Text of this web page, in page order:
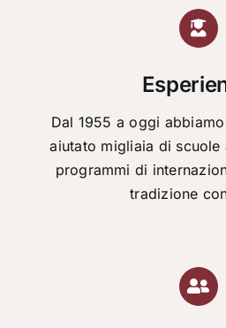
Dal 1955 a oggi
aiutato migliaia di
programmi di
tradizione